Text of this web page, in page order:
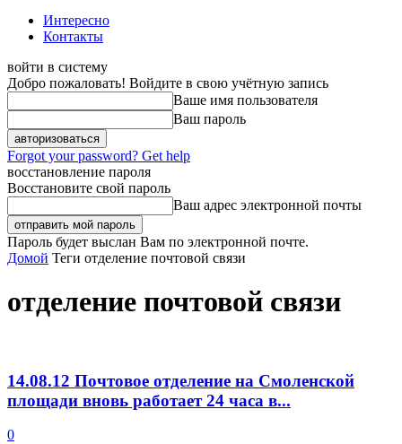
Интересно
Контакты
войти в систему
Добро пожаловать! Войдите в свою учётную запись
Ваше имя пользователя
Ваш пароль
Forgot your password? Get help
восстановление пароля
Восстановите свой пароль
Ваш адрес электронной почты
Пароль будет выслан Вам по электронной почте.
Домой Теги отделение почтовой связи
отделение почтовой связи
14.08.12 Почтовое отделение на Смоленской
площади вновь работает 24 часа в...
0